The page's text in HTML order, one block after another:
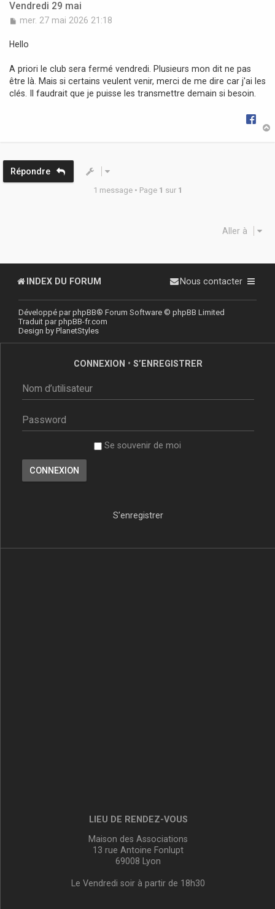
Vendredi 29 mai
M
s
g
e
mer. 27 mai 2026 21:18
Hello
A priori le club sera fermé vendredi. Plusieurs mon dit ne pas
être là. Mais si certains veulent venir, merci de me dire car j'ai les
clés. Il faudrait que je puisse les transmettre demain si besoin.
Répondre
1 message • Page 1 sur 1
Aller à
INDEX DU FORUM Nous contacter
Développé parphpBB® Forum Software © phpBB Limited
Traduit parphpBB-fr.com
Design by PlanetStyles
CONNEXION • S’ENREGISTRER
Se souvenir de moi
S’enregistrer
LIEU DE RENDEZ-VOUS
Maison des Associations
13 rue Antoine Fonlupt
69008 Lyon
Le Vendredi soir à partir de 18h30